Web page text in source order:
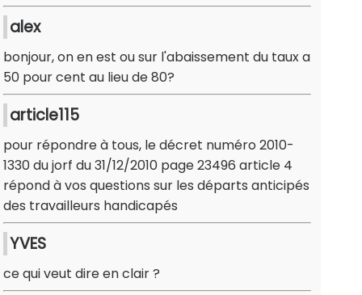
alex
bonjour, on en est ou sur l'abaissement du taux a
50 pour cent au lieu de 80?
article115
pour répondre à tous, le décret numéro 2010-
1330 du jorf du 31/12/2010 page 23496 article 4
répond à vos questions sur les départs anticipés
des travailleurs handicapés
YVES
ce qui veut dire en clair ?